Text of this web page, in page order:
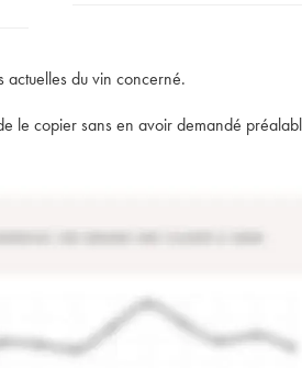
actuelles du vin concerné.
le copier sans en avoir demandé